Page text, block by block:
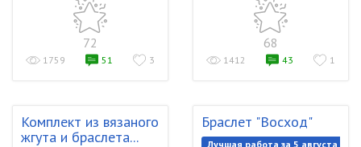
72
1759 51 3
68
1412 43 1
Комплект из вязаного
жгута и браслета...
Браслет "Восход"
Лучшая работа за 5 августа